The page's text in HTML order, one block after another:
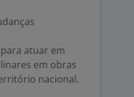
atuar em
em obras
nacional.